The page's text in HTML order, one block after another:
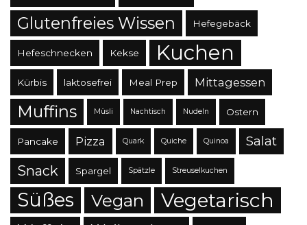
Glutenfreies Wissen Hefegebäck
Hefeschnecken Kekse Kuchen
Kürbis laktosefrei Meal Prep Mittagessen
Muffins Müsli Nachtisch Nudeln Ostern
Pancake Pizza Quark Quiche Quinoa Salat
Snack Spargel Spätzle Streuselkuchen
Süßes Vegan Vegetarisch